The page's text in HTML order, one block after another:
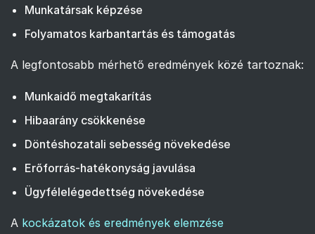
Munkatársak képzése
Folyamatos karbantartás és támogatás
A legfontosabb mérhető eredmények közé tartoznak:
Munkaidő megtakarítás
Hibaarány csökkenése
Döntéshozatali sebesség növekedése
Erőforrás-hatékonyság javulása
Ügyfélelégedettség növekedése
A kockázatok és eredmények elemzése